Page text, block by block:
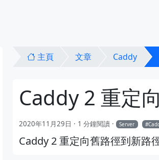
主頁 文章 Caddy
Caddy 2 重定
2020年11月29日 1 分鐘閱讀 Server
Caddy 2 重定向舊路徑到新路